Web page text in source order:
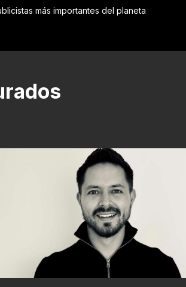
más importantes del planeta